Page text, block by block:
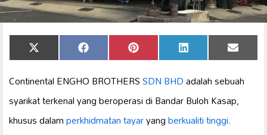
Share
on
X
(Twitter)
Share
on
Facebook Share
on
Pinterest Share
on
LinkedIn Share
on
Email
Continental ENGHO BROTHERSSDN BHDadalah sebuah
syarikat terkenal yang beroperasi di Bandar Buloh Kasap,
khusus dalamperkhidmatan tayaryangberkualiti tinggi.